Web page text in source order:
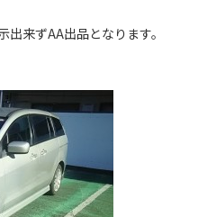
来ずAA出品となります。